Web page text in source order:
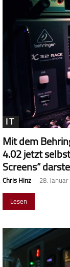
IT
Mit dem
4.02 jetzt
Screens“
Chris Hinz - 28.
Lesen